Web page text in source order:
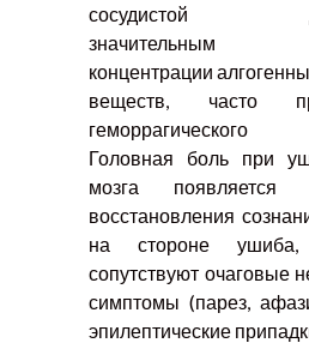
сосудистой
значительным
концентрации
веществ, часто
Головная боль при
мозга появляется
восстановления
на стороне
сопутствуют очаговые
симптомы (парез,
эпилептические